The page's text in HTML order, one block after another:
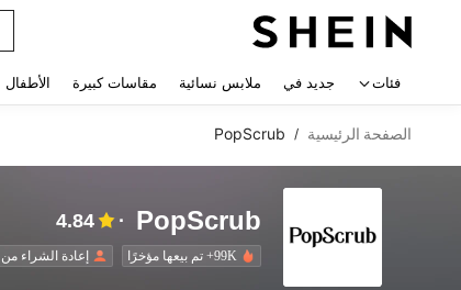
فئات جديد في ملابس نسائية مقاسات كبيرة الأطفال
الصفحة الرئيسية /
PopScrub
PopScrub
4.84
99K+ تم بيعها مؤخرًا إعادة الشراء من 55K+